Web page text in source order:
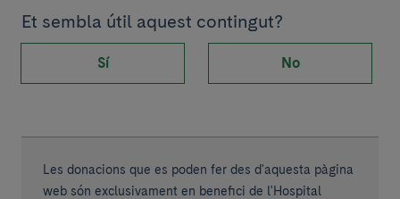
Et sembla útil aquest contingut?
Sí No
Les donacions que es poden fer des d'aquesta pàgina
web són exclusivament en benefici de l'Hospital